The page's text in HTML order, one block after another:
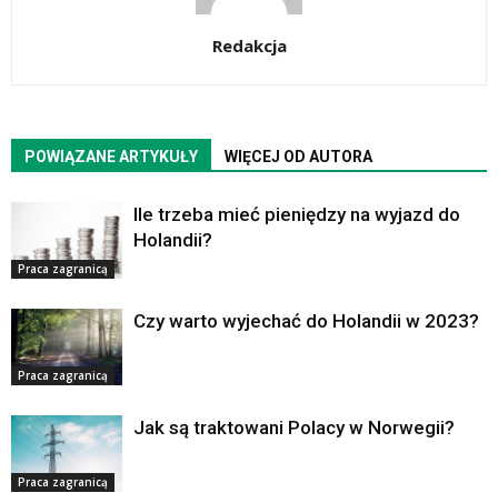
Redakcja
POWIĄZANE ARTYKUŁY WIĘCEJ OD AUTORA
Praca zagranicą
Ile trzeba mieć pieniędzy na wyjazd do
Holandii?
Praca zagranicą
Czy warto wyjechać do Holandii w 2023?
Praca zagranicą
Jak są traktowani Polacy w Norwegii?